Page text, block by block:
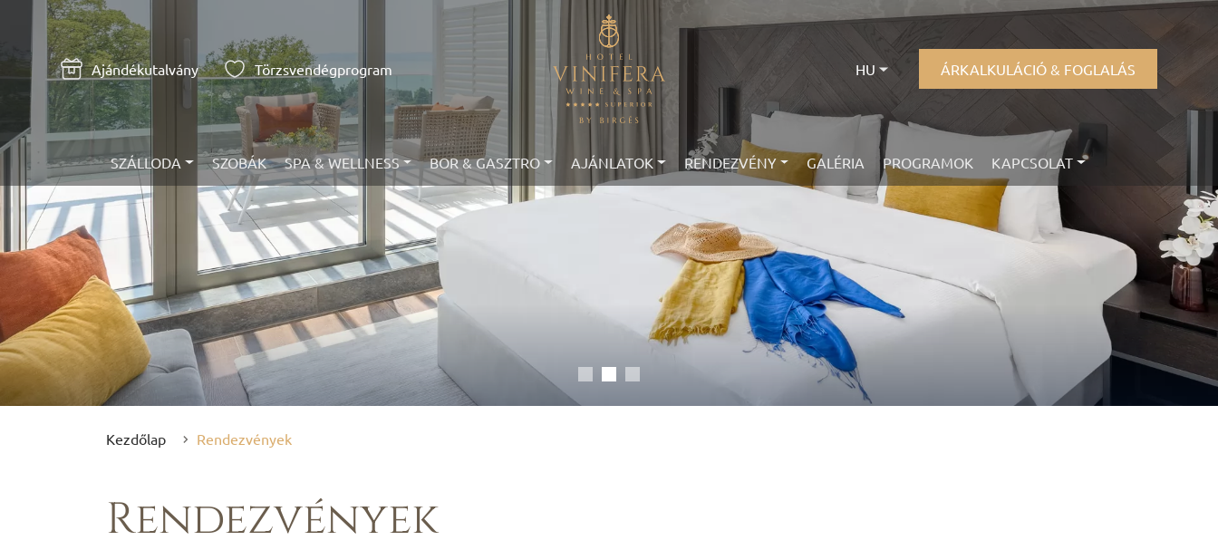
Ajándékutalvány Törzsvendégprogram HU ÁRKALKULÁCIÓ & FOGLALÁS
SZÁLLODA SZOBÁK SPA & WELLNESS BOR & GASZTRO AJÁNLATOK RENDEZVÉNY GALÉRIA PROGRAMOK KAPCSOLAT
Kezdőlap Rendezvények
Rendezvények